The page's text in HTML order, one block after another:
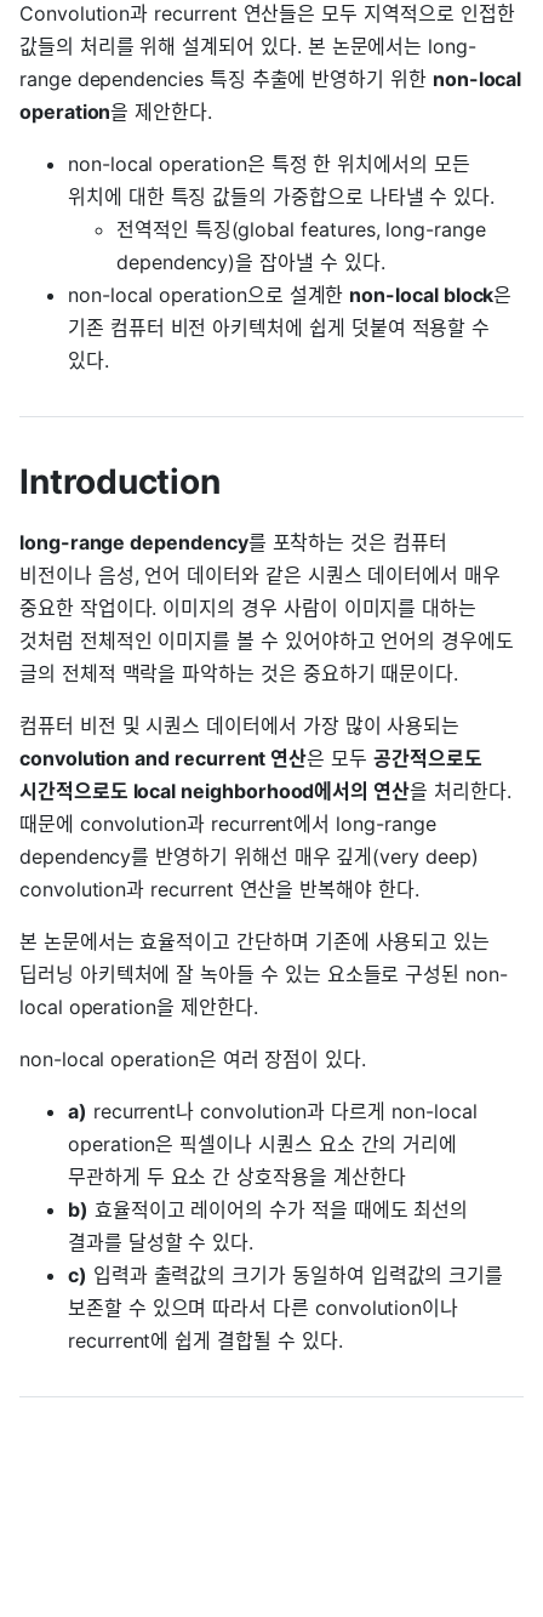
Convolution과 recurrent 연산들은 모두 지역적으로 인접한
값들의 처리를 위해 설계되어 있다. 본 논문에서는 long-
range dependencies 특징 추출에 반영하기 위한 non-local
operation을 제안한다.
non-local operation은 특정 한 위치에서의 모든
위치에 대한 특징 값들의 가중합으로 나타낼 수 있다.
전역적인 특징(global features, long-range
dependency)을 잡아낼 수 있다.
non-local operation으로 설계한 non-local block은
기존 컴퓨터 비전 아키텍처에 쉽게 덧붙여 적용할 수
있다.
Introduction
long-range dependency를 포착하는 것은 컴퓨터
비전이나 음성, 언어 데이터와 같은 시퀀스 데이터에서 매우
중요한 작업이다. 이미지의 경우 사람이 이미지를 대하는
것처럼 전체적인 이미지를 볼 수 있어야하고 언어의 경우에도
글의 전체적 맥락을 파악하는 것은 중요하기 때문이다.
컴퓨터 비전 및 시퀀스 데이터에서 가장 많이 사용되는
convolution and recurrent 연산은 모두 공간적으로도
시간적으로도 local neighborhood에서의 연산을 처리한다.
때문에 convolution과 recurrent에서 long-range
dependency를 반영하기 위해선 매우 깊게(very deep)
convolution과 recurrent 연산을 반복해야 한다.
본 논문에서는 효율적이고 간단하며 기존에 사용되고 있는
딥러닝 아키텍처에 잘 녹아들 수 있는 요소들로 구성된 non-
local operation을 제안한다.
non-local operation은 여러 장점이 있다.
a) recurrent나 convolution과 다르게 non-local
operation은 픽셀이나 시퀀스 요소 간의 거리에
무관하게 두 요소 간 상호작용을 계산한다
b) 효율적이고 레이어의 수가 적을 때에도 최선의
결과를 달성할 수 있다.
c) 입력과 출력값의 크기가 동일하여 입력값의 크기를
보존할 수 있으며 따라서 다른 convolution이나
recurrent에 쉽게 결합될 수 있다.